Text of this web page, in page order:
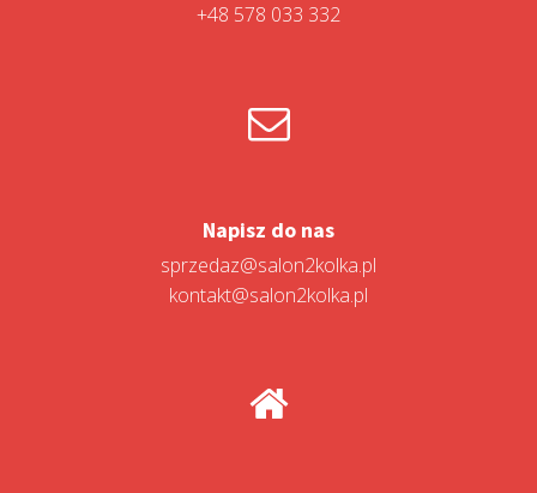
+48 578 033 332
Napisz do nas
sprzedaz@salon2kolka.pl
kontakt@salon2kolka.pl